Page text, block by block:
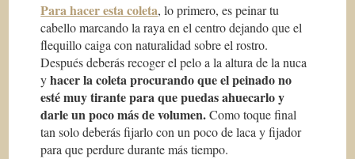
Para hacer esta coleta, lo primero, es peinar tu
cabello marcando la raya en el centro dejando que el
flequillo caiga con naturalidad sobre el rostro.
Después deberás recoger el pelo a la altura de la nuca
yhacer la coleta procurando que el peinado no
esté muy tirante para que puedas ahuecarlo y
darle un poco más de volumen.Como toque final
tan solo deberás fijarlo con un poco de laca y fijador
para que perdure durante más tiempo.